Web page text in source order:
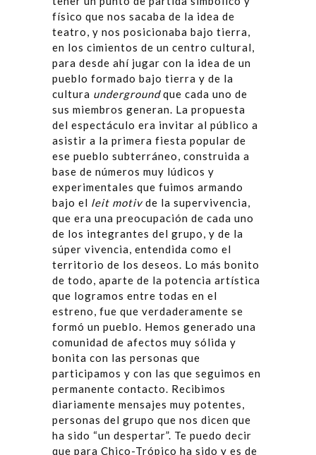
físico que nos sacaba de la idea de
teatro, y nos posicionaba bajo tierra,
en los cimientos de un centro cultural,
para desde ahí jugar con la idea de un
pueblo formado bajo tierra y de la
cultura undergroundque cada uno de
sus miembros generan. La propuesta
del espectáculo era invitar al público a
asistir a la primera fiesta popular de
ese pueblo subterráneo, construida a
base de números muy lúdicos y
experimentales que fuimos armando
bajo el leit motivde la supervivencia,
que era una preocupación de cada uno
de los integrantes del grupo, y de la
súper vivencia, entendida como el
territorio de los deseos. Lo más bonito
de todo, aparte de la potencia artística
que logramos entre todas en el
estreno, fue que verdaderamente se
formó un pueblo. Hemos generado una
comunidad de afectos muy sólida y
bonita con las personas que
participamos y con las que seguimos en
permanente contacto. Recibimos
diariamente mensajes muy potentes,
personas del grupo que nos dicen que
ha sido “un despertar”. Te puedo decir
que para Chico-Trópico ha sido y es de